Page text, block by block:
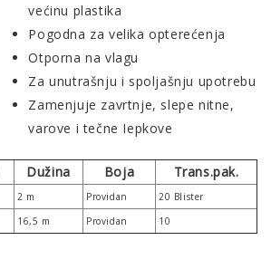
većinu plastika
Pogodna za velika opterećenja
Otporna na vlagu
Za unutrašnju i spoljašnju upotrebu
Zamenjuje zavrtnje, slepe nitne,
varove i tečne Iepkove
Dužina Boja Trans.pak.
2 m Providan
20 Blister
16,5 m Providan 10